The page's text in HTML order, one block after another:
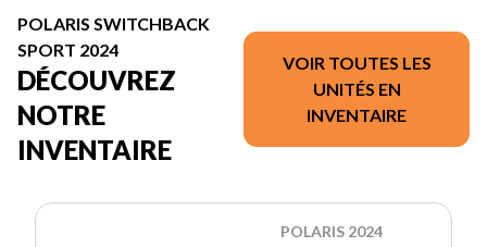
POLARIS SWITCHBACK
SPORT 2024
DÉCOUVREZ
NOTRE
INVENTAIRE
VOIR TOUTES LES
UNITÉS EN
INVENTAIRE
POLARIS 2024